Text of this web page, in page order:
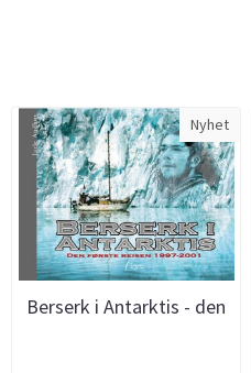
Nyhet
Berserk i Antarktis - den